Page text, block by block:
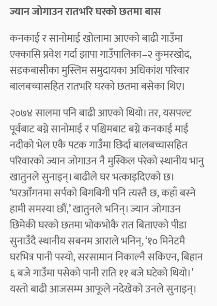
ज्यान जोगाउन रातभरि घरको छतमा बास
कनकाई र सानोमाई खोलामा आएको बाढी गाउँमा
एक्कासि प्रवेश गर्दा झापा गाउँपालिका–२ कुमरखोद,
सडकबासीका मुस्लिम समुदायका अधिकांश परिवार
बालबच्चासहित रातभरि घरको छतमा बसेका थिए।
२०७४ सालमा पनि बाढी आएको थियो। तर, यसपल्ट
पूर्वबाट बग्ने सानोमाई र पश्चिमबाट बग्ने कनकाई माई
नदीको भेल एकै पटक गाउँमा छिर्दा बालबच्चासहित
परिवारको ज्यान जोगाउन नै मुस्किल परेको स्थानीय भानु
खातुनले सुनाइन्। बाढीले घर भत्काइदिएको छ।
‘घरआँगनमा सर्पको बिगबिगी पनि त्यस्तै छ, कहाँ बस्ने
हामी समस्या छौं,’ खातुनले भनिन्। ज्यान जोगाउन
छिमेकी घरको छतमा भोकभोकै रात बिताएको पीडा
सुनाउँदै स्थानीय सबनम आराले भनिन्, ‘१० मिनेटमै
घरभित्र पानी पस्यो, सरसामान निकाल्नै सकिएन, बिहान
६ बजे गाउँमा पसेको पानी राति ११ बजे घटेको थियो।’
यस्तो बाढी आजसम्म आफूले नदेखेको उनले सुनाइन्।